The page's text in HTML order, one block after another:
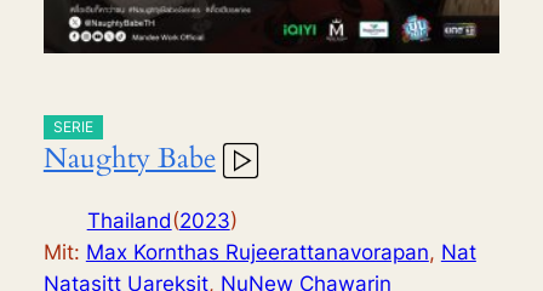
SERIE
Naughty Babe
Thailand(2023)
Mit: Max Kornthas Rujeerattanavorapan, Nat
Natasitt Uareksit, NuNew Chawarin